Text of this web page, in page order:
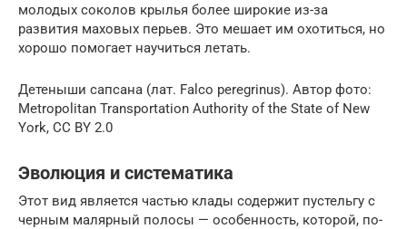
молодых соколов крылья более широкие из-за
развития маховых перьев. Это мешает им охотиться, но
хорошо помогает научиться летать.
Детеныши сапсана (лат. Falco peregrinus). Автор фото:
Metropolitan Transportation Authority of the State of New
York, CC BY 2.0
Эволюция и систематика
Этот вид является частью клады содержит пустельгу с
черным малярный полосы — особенность, которой, по-